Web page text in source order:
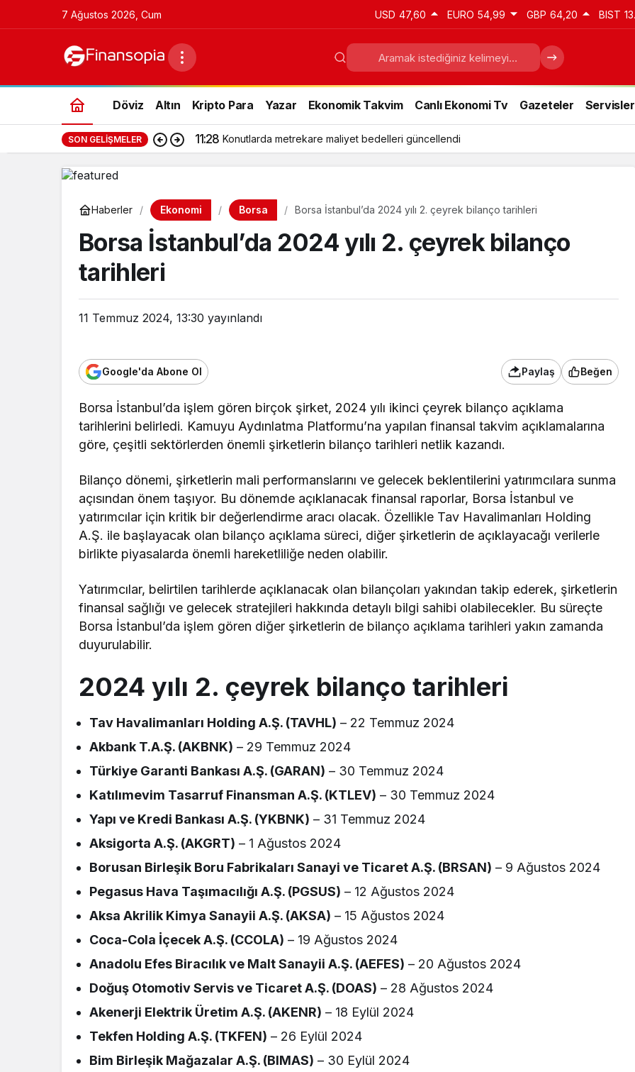
7 Ağustos 2026, Cum USD 47,60 EURO 54,99 GBP 64,20 BIST
Döviz Altın Kripto Para Yazar Ekonomik Takvim Canlı Ekonomi Tv Gazeteler Servisler
SON GELIŞMELER 11:28 Konutlarda metrekare maliyet bedelleri güncellendi
Haberler Ekonomi Borsa Borsa İstanbul’da 2024 yılı 2. çeyrek bilanço tarihleri
Borsa İstanbul’da 2024 yılı 2. çeyrek bilanço
tarihleri
11 Temmuz 2024, 13:30 yayınlandı
Google'da Abone Ol Paylaş Beğen
Borsa İstanbul’da işlem gören birçok şirket, 2024 yılı ikinci çeyrek bilanço açıklama
tarihlerini belirledi. Kamuyu Aydınlatma Platformu’na yapılan finansal takvim açıklamalarına
göre, çeşitli sektörlerden önemli şirketlerin bilanço tarihleri netlik kazandı.
Bilanço dönemi, şirketlerin mali performanslarını ve gelecek beklentilerini yatırımcılara sunma
açısından önem taşıyor. Bu dönemde açıklanacak finansal raporlar, Borsa İstanbul ve
yatırımcılar için kritik bir değerlendirme aracı olacak. Özellikle Tav Havalimanları Holding
A.Ş. ile başlayacak olan bilanço açıklama süreci, diğer şirketlerin de açıklayacağı verilerle
birlikte piyasalarda önemli hareketliliğe neden olabilir.
Yatırımcılar, belirtilen tarihlerde açıklanacak olan bilançoları yakından takip ederek, şirketlerin
finansal sağlığı ve gelecek stratejileri hakkında detaylı bilgi sahibi olabilecekler. Bu süreçte
Borsa İstanbul’da işlem gören diğer şirketlerin de bilanço açıklama tarihleri yakın zamanda
duyurulabilir.
2024 yılı 2. çeyrek bilanço tarihleri
Tav Havalimanları Holding A.Ş. (TAVHL) – 22 Temmuz 2024
Akbank T.A.Ş. (AKBNK) – 29 Temmuz 2024
Türkiye Garanti Bankası A.Ş. (GARAN) – 30 Temmuz 2024
Katılımevim Tasarruf Finansman A.Ş. (KTLEV) – 30 Temmuz 2024
Yapı ve Kredi Bankası A.Ş. (YKBNK) – 31 Temmuz 2024
Aksigorta A.Ş. (AKGRT) – 1 Ağustos 2024
Borusan Birleşik Boru Fabrikaları Sanayi ve Ticaret A.Ş. (BRSAN) – 9 Ağustos 2024
Pegasus Hava Taşımacılığı A.Ş. (PGSUS) – 12 Ağustos 2024
Aksa Akrilik Kimya Sanayii A.Ş. (AKSA) – 15 Ağustos 2024
Coca-Cola İçecek A.Ş. (CCOLA) – 19 Ağustos 2024
Anadolu Efes Biracılık ve Malt Sanayii A.Ş. (AEFES) – 20 Ağustos 2024
Doğuş Otomotiv Servis ve Ticaret A.Ş. (DOAS) – 28 Ağustos 2024
Akenerji Elektrik Üretim A.Ş. (AKENR) – 18 Eylül 2024
Tekfen Holding A.Ş. (TKFEN) – 26 Eylül 2024
Bim Birleşik Mağazalar A.Ş. (BIMAS) – 30 Eylül 2024